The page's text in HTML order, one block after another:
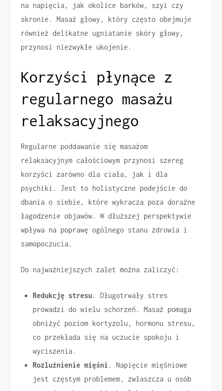
na napięcia, jak okolice barków, szyi czy
skronie. Masaż głowy, który często obejmuje
również delikatne ugniatanie skóry głowy,
przynosi niezwykłe ukojenie.
Korzyści płynące z
regularnego masażu
relaksacyjnego
Regularne poddawanie się masażom
relaksacyjnym całościowym przynosi szereg
korzyści zarówno dla ciała, jak i dla
psychiki. Jest to holistyczne podejście do
dbania o siebie, które wykracza poza doraźne
łagodzenie objawów. W dłuższej perspektywie
wpływa na poprawę ogólnego stanu zdrowia i
samopoczucia.
Do najważniejszych zalet można zaliczyć:
Redukcję stresu . Długotrwały stres
prowadzi do wielu schorzeń. Masaż pomaga
obniżyć poziom kortyzolu, hormonu stresu,
co przekłada się na uczucie spokoju i
wyciszenia.
Rozluźnienie mięśni . Napięcie mięśniowe
jest częstym problemem, zwłaszcza u osób